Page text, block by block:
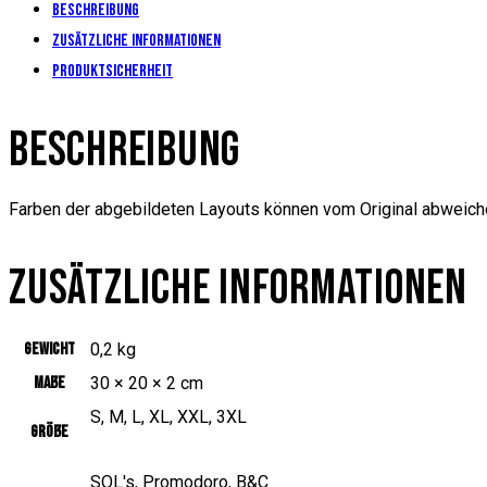
Beschreibung
Zusätzliche Informationen
Produktsicherheit
BESCHREIBUNG
Farben der abgebildeten Layouts können vom Original
ZUSÄTZLICHE INFORMATIONEN
Gewicht
0,2 kg
Maße
30 × 20 × 2 cm
Größe
S, M, L, XL, XXL, 3XL
SOL's, Promodoro, B&C